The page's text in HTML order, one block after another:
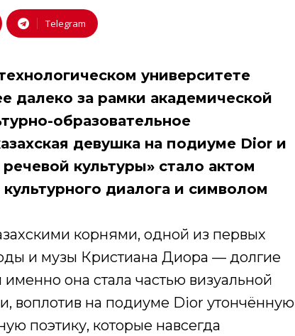
Telegram
университете
далеко за рамки академической
образовательное
девушка на подиуме Dior и
культуры» стало актом
диалога и символом
корнями, одной из первых
и музы Кристиана Диора — долгие
она стала частью визуальной
воплотив на подиуме Dior утончённую
поэтику, которые навсегда